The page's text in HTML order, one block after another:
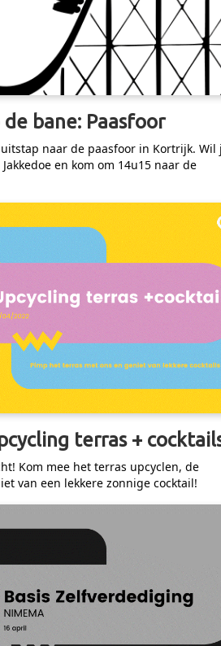
bane: Paasfoor
naar de paasfoor in Kortrijk. Wil
en kom om 14u15 naar de
terras +
Kom mee het terras upcyclen, de
van een lekkere zonnige cocktail!